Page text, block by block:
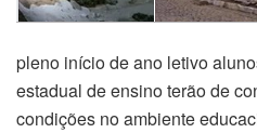
pleno início de ano letivo
estadual de ensino terão de
condições no ambiente